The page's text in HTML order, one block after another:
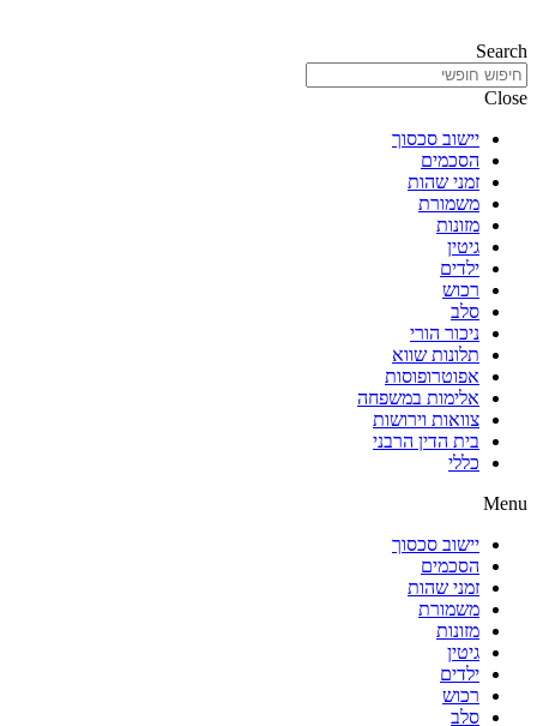
Search
Close
יישוב סכסוך
הסכמים
זמני שהות
משמורת
מזונות
גיטין
ילדים
רכוש
סלב
ניכור הורי
תלונות שווא
אפוטרופוסות
אלימות במשפחה
צוואות וירושות
בית הדין הרבני
כללי
Menu
יישוב סכסוך
הסכמים
זמני שהות
משמורת
מזונות
גיטין
ילדים
רכוש
סלב